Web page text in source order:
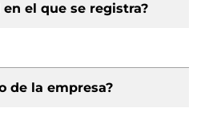
el que se registra?
de la empresa?